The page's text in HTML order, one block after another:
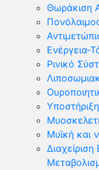
Θωράκιση
Eνέργεια-
Ρινικό
Μυϊκή και